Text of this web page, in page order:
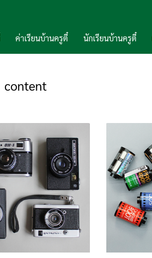
ค่าเรียนบ้านครูตี๋ นักเรียนบ้านครูตี๋
content